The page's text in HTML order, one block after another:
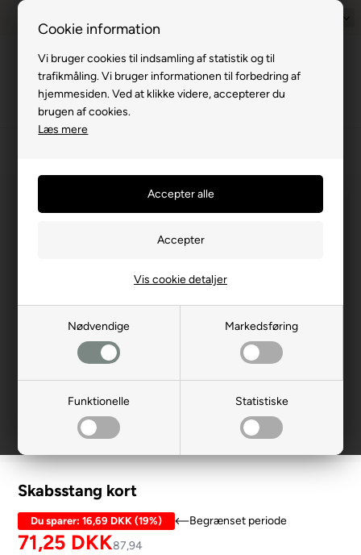
Cookie information
Vi bruger cookies til indsamling af statistik og til
trafikmåling. Vi bruger informationen til forbedring af
hjemmesiden. Ved at klikke videre, accepterer du
brugen af cookies.
Læs mere
Nødvendige Markedsføring
Funktionelle Statistiske
Vis cookie detaljer
Billig
Menu
Skabsstang kort
Du sparer:16,69 DKK (19%) Begrænset periode
71,25 DKK87,94